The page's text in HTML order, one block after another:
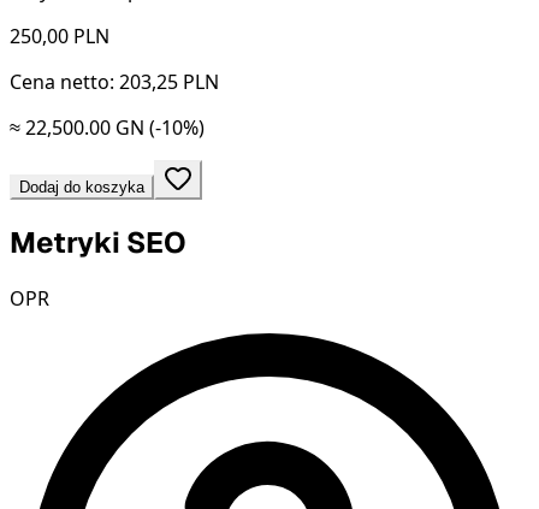
250,00 PLN
Cena netto: 203,25 PLN
≈ 22,500.00 GN (-10%)
Dodaj do koszyka
Metryki SEO
OPR